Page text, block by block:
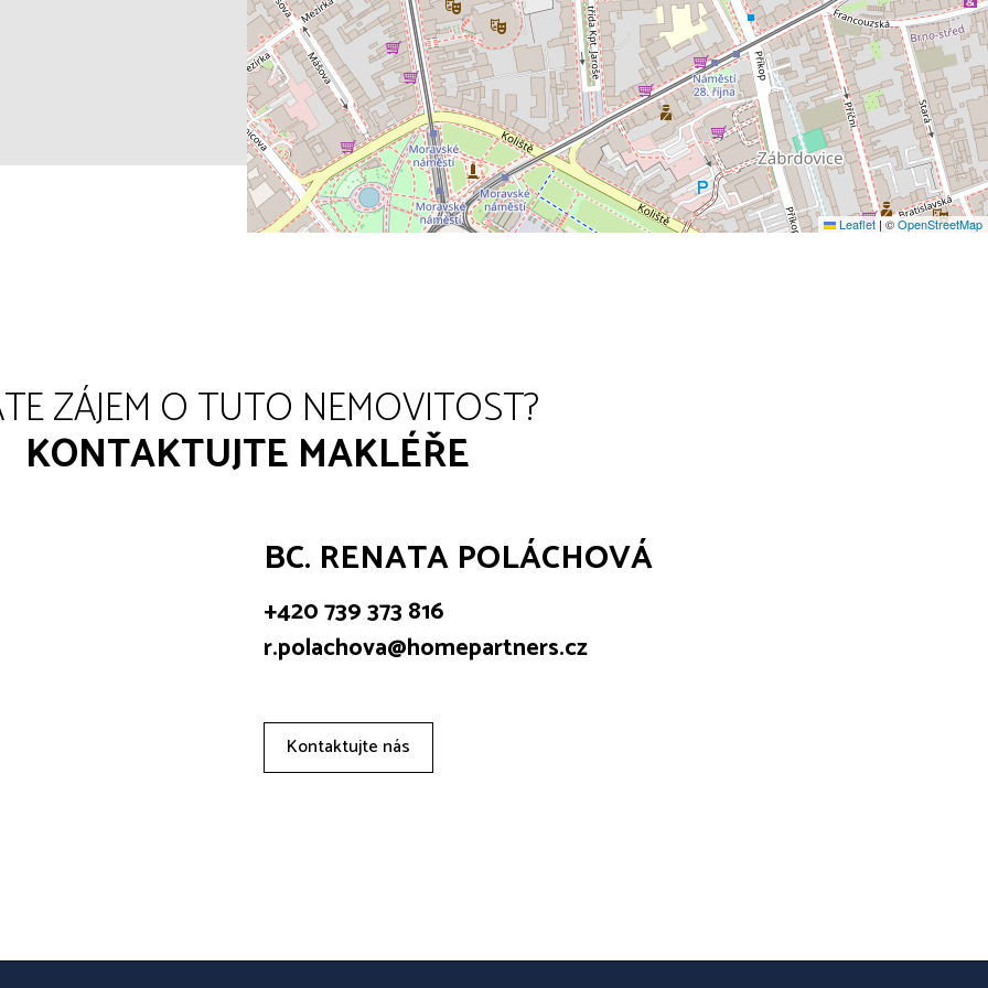
Leaflet| ©OpenStreetMap
ZÁJEM O TUTO NEMOVITOST?
KONTAKTUJTE MAKLÉŘE
BC. RENATA POLÁCHOVÁ
+420 739 373 816
r.polachova@homepartners.cz
Kontaktujte nás